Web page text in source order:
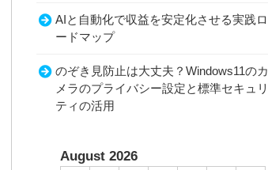
AIと自動化で収益を安定化させる実践ロ
ードマップ
のぞき見防止は大丈夫？Windows11のカ
メラのプライバシー設定と標準セキュリ
ティの活用
August 2026